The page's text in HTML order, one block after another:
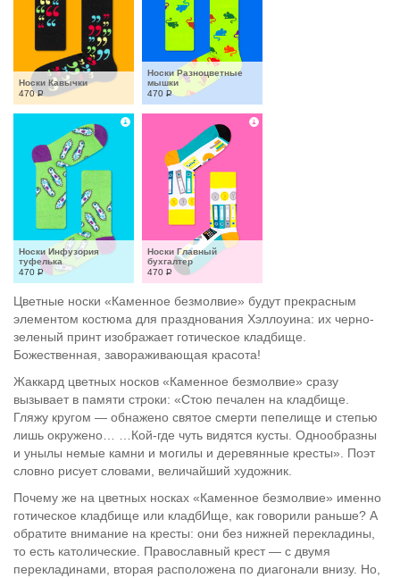
Носки Кавычки
470 Р
Носки Разноцветные
мышки
470 Р
Носки Инфузория
туфелька
470 Р
Носки Главный
бухгалтер
470 Р
Цветные носки «Каменное безмолвие» будут прекрасным
элементом костюма для празднования Хэллоуина: их черно-
зеленый принт изображает готическое кладбище.
Божественная, завораживающая красота!
Жаккард цветных носков «Каменное безмолвие» сразу
вызывает в памяти строки: «Стою печален на кладбище.
Гляжу кругом — обнажено святое смерти пепелище и степью
лишь окружено… …Кой-где чуть видятся кусты. Однообразны
и унылы немые камни и могилы и деревянные кресты». Поэт
словно рисует словами, величайший художник.
Почему же на цветных носках «Каменное безмолвие» именно
готическое кладбище или кладбИще, как говорили раньше? А
обратите внимание на кресты: они без нижней перекладины,
то есть католические. Православный крест — с двумя
перекладинами, вторая расположена по диагонали внизу. Но,